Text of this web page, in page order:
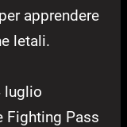
apprendere
letali.
luglio
Fighting Pass